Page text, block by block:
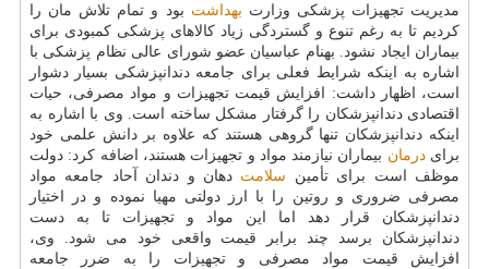
مدیریت تجهیزات پزشكی وزارت بهداشت بود و تمام تلاش مان را
كردیم تا به رغم تنوع و گستردگی زیاد كالاهای پزشكی كمبودی برای
بیماران ایجاد نشود. بهنام عباسیان عضو شورای عالی نظام پزشكی با
اشاره به اینكه شرایط فعلی برای جامعه دندانپزشكی بسیار دشوار
است، اظهار داشت: افزایش قیمت تجهیزات و مواد مصرفی، حیات
اقتصادی دندانپزشكان را گرفتار مشكل ساخته است. وی با اشاره به
اینكه دندانپزشكان تنها گروهی هستند كه علاوه بر دانش علمی خود
برایدرمان بیماران نیازمند مواد و تجهیزات هستند، اضافه كرد: دولت
موظف است برای تأمین سلامت دهان و دندان آحاد جامعه مواد
مصرفی ضروری و روتین را با ارز دولتی مهیا نموده و در اختیار
دندانپزشكان قرار دهد اما این مواد و تجهیزات تا به دست
دندانپزشكان برسد چند برابر قیمت واقعی خود می شود. وی،
افزایش قیمت مواد مصرفی و تجهیزات را به ضرر جامعه